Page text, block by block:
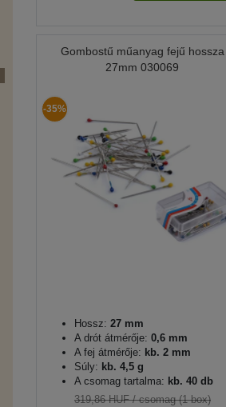
Gombostű műanyag fejű hossza
27mm 030069
-35%
Hossz: 27 mm
A drót átmérője: 0,6 mm
A fej átmérője: kb. 2 mm
Súly: kb. 4,5 g
A csomag tartalma: kb. 40 db
319,86 HUF/ csomag (1 box)